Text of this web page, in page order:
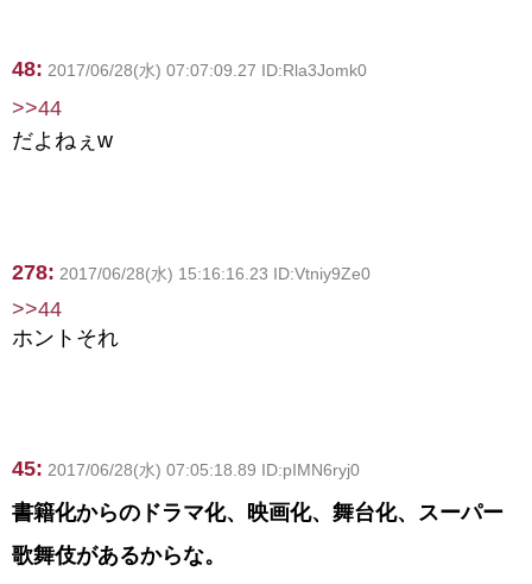
48: 2017/06/28(水) 07:07:09.27 ID:Rla3Jomk0
>>44
だよねぇw
278: 2017/06/28(水) 15:16:16.23 ID:Vtniy9Ze0
>>44
ホントそれ
45: 2017/06/28(水) 07:05:18.89 ID:pIMN6ryj0
書籍化からのドラマ化、映画化、舞台化、スーパー
歌舞伎があるからな。